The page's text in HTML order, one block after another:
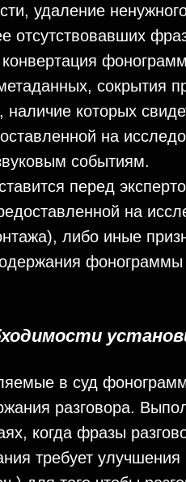
удаление
отсутствовавших
конвертация
сокрытия
которых
на
событиям.
перед
на
либо иные
в суд
разговора.
когда фразы
требует